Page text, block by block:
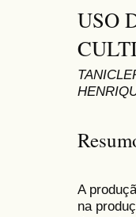
USO
A
na